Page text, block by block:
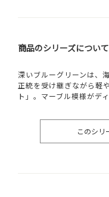
商品のシリーズについて
深いブルーグリーンは、
正統を受け継ぎながら軽
ト」。マーブル模様がデ
このシリ